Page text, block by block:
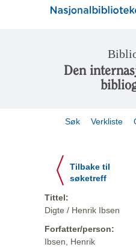
Den
Søk Verkliste
Tilbake til
søketreff
Tittel:
Digte / Henrik Ibsen
Forfatter/person:
Ibsen, Henrik